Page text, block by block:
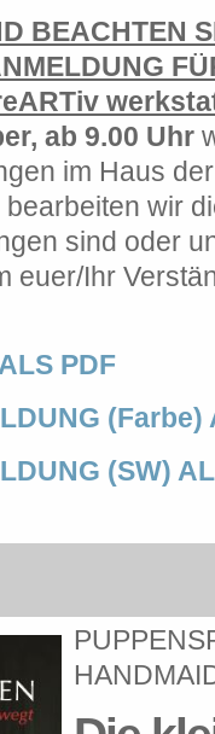
BEACHTEN
ab 9.00 Uhr
im Haus
wir
sind oder
euer/Ihr
PDF
(Farbe)
(SW)